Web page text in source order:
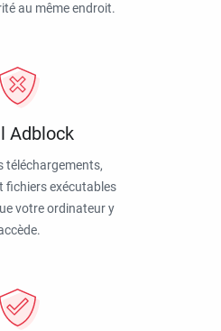
au même endroit.
Adblock
téléchargements,
fichiers exécutables
votre ordinateur y